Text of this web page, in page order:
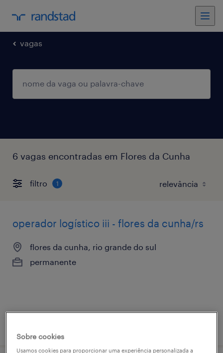
vagas
6 vagas encontradas em Flores da Cunha
filtro 1
operador logístico iii - flores da cunha/rs
flores da cunha, rio grande do sul
permanente
Sobre cookies
Usamos cookies para proporcionar uma experiência personalizada a